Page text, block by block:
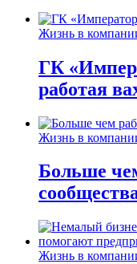
Жизнь в
ГК
работая
Жизнь в
Больше
Жизнь в